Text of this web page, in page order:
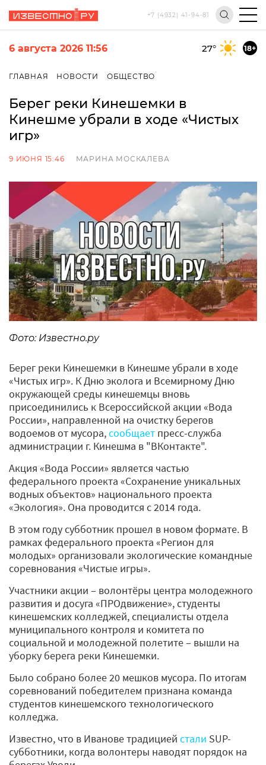
+7 (4932) 41-94-81
6 августа 2026 11:56 27° 18+
ГЛАВНАЯ НОВОСТИ ОБЩЕСТВО
Берег реки Кинешемки в
Кинешме убрали в ходе «Чистых
игр»
9 ИЮНЯ 15:46 МАРИНА МОСКАЛЕВА
Фото: Известно.ру
Берег реки Кинешемки в Кинешме убрали в ходе
«Чистых игр». К Дню эколога и Всемирному Дню
окружающей среды кинешемцы вновь
присоединились к Всероссийской акции «Вода
России», направленной на очистку берегов
водоемов от мусора,сообщает пресс-служба
администрации г. Кинешма в "ВКонтакте".
Акция «Вода России» является частью
федерального проекта «Сохранение уникальных
водных объектов» национального проекта
«Экология». Она проводится с 2014 года.
В этом году субботник прошел в новом формате. В
рамках федерального проекта «Регион для
молодых» организовали экологические командные
соревнования «Чистые игры».
Участники акции – волонтёры центра молодежного
развития и досуга «ПРОдвижение», студенты
кинешемских колледжей, специалисты отдела
муниципального контроля и комитета по
социальной и молодежной полетите – вышли на
уборку берега реки Кинешемки.
Было собрано более 20 мешков мусора. По итогам
соревнований победителем признана команда
студентов кинешемского технологического
колледжа.
Известно, что в Иванове традицией стали SUP-
субботники, когда волонтеры наводят порядок на